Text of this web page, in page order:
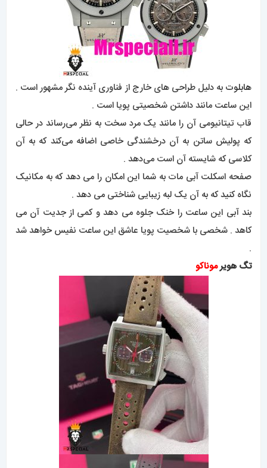
هابلوت به دلیل طراحی های خارج از فناوری آینده نگر مشهور است .
این ساعت مانند داشتن شخصیتی پویا است .
قاب تیتانیومی آن را مانند یک مرد سخت به نظر می‌رساند در حالی
که پولیش ساتن به آن درخشندگی خاصی اضافه می‌کند که به آن
کلاسی که شایسته آن است می‌دهد .
صفحه اسکلت آبی مات به شما این امکان را می دهد که به مکانیک
نگاه کنید که به آن یک لبه زیبایی شناختی می دهد .
بند آبی این ساعت را خنک جلوه می دهد و کمی از جدیت آن می
کاهد . شخصی با شخصیت پویا عاشق این ساعت نفیس خواهد شد
.
تگ هویرموناکو